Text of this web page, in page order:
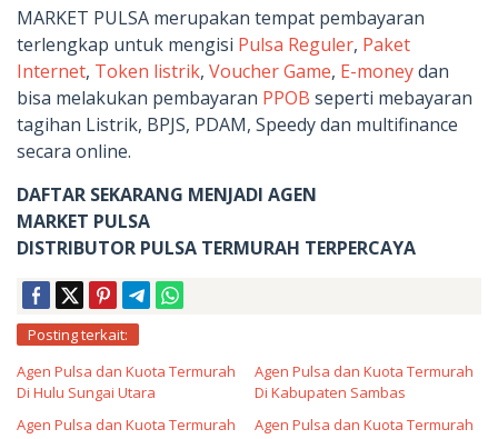
MARKET PULSA merupakan tempat pembayaran
terlengkap untuk mengisi Pulsa Reguler, Paket
Internet, Token listrik, Voucher Game, E-moneydan
bisa melakukan pembayaran PPOB seperti mebayaran
tagihan Listrik, BPJS, PDAM, Speedy dan multifinance
secara online.
DAFTAR SEKARANG MENJADI AGEN
MARKET PULSA
DISTRIBUTOR PULSA TERMURAH TERPERCAYA
Posting terkait:
Agen Pulsa dan Kuota Termurah
Di Hulu Sungai Utara
Agen Pulsa dan Kuota Termurah
Di Kabupaten Sambas
Agen Pulsa dan Kuota Termurah
Agen Pulsa dan Kuota Termurah